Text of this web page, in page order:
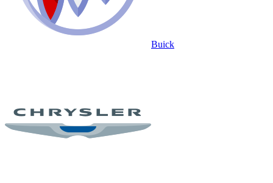
Buick